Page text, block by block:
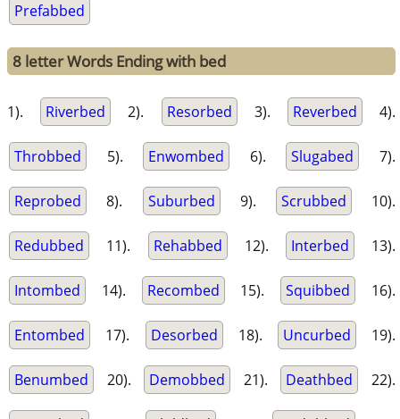
Prefabbed
8 letter Words Ending with bed
1). Riverbed 2). Resorbed 3). Reverbed 4).
Throbbed 5). Enwombed 6). Slugabed 7).
Reprobed 8). Suburbed 9). Scrubbed 10).
Redubbed 11). Rehabbed 12). Interbed 13).
Intombed 14). Recombed 15). Squibbed 16).
Entombed 17). Desorbed 18). Uncurbed 19).
Benumbed 20). Demobbed 21). Deathbed 22).